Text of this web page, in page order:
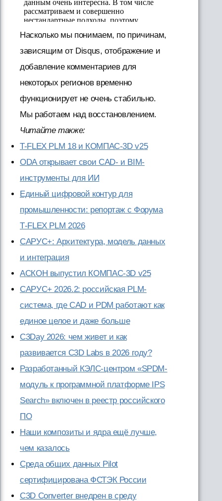
Насколько мы понимаем, по причинам,
зависящим от Disqus, отображение и
добавление комментариев для
некоторых регионов временно
функционирует не очень стабильно.
Мы работаем над восстановлением.
Читайте также:
T-FLEX PLM 18 и КОМПАС-3D v25
ODA открывает свои CAD- и BIM-
инструменты для ИИ
Единый цифровой контур для
промышленности: репортаж с Форума
T‑FLEX PLM 2026
САРУС+: Архитектура, модель данных
и интеграция
АСКОН выпустил КОМПАС-3D v25
САРУС+ 2026.2: российская PLM-
система, где CAD и PDM работают как
единое целое и даже больше
C3Day 2026: чем живет и как
развивается C3D Labs в 2026 году?
Разработанный КЭЛС-центром «SPDM-
модуль к программной платформе IPS
Search» включен в реестр российского
ПО
Наши композиты и ядра ещё лучше,
чем казалось
Cреда общих данных Pilot
сертифицирована ФСТЭК России
C3D Converter внедрен в среду